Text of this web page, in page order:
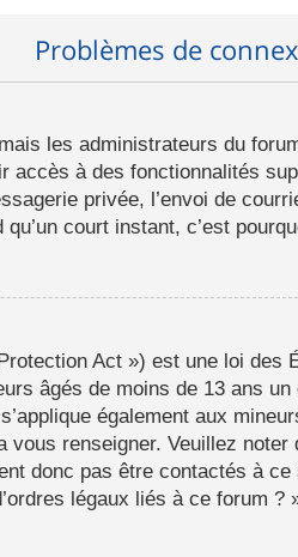
Problèmes de
les administrateurs du
à des fonctionnalités
privée, l’envoi de
court instant, c’est
Act ») est une loi
âgés de moins de 13 ans
également aux
renseigner. Veuillez
donc pas être contactés à
légaux liés à ce forum ?